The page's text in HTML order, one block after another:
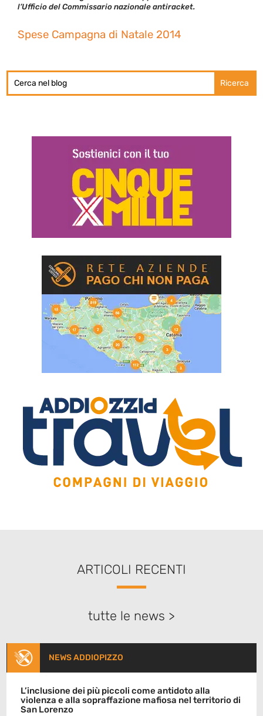
l’Ufficio del Commissario nazionale antiracket.
Spese Campagna di Natale 2014
ARTICOLI RECENTI
tutte le news >
NEWS ADDIOPIZZO
L’inclusione dei più piccoli come antidoto alla
violenza e alla sopraffazione mafiosa nel territorio di
San Lorenzo